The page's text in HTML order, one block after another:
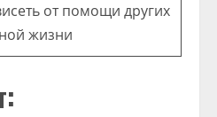
от помощи других
жизни